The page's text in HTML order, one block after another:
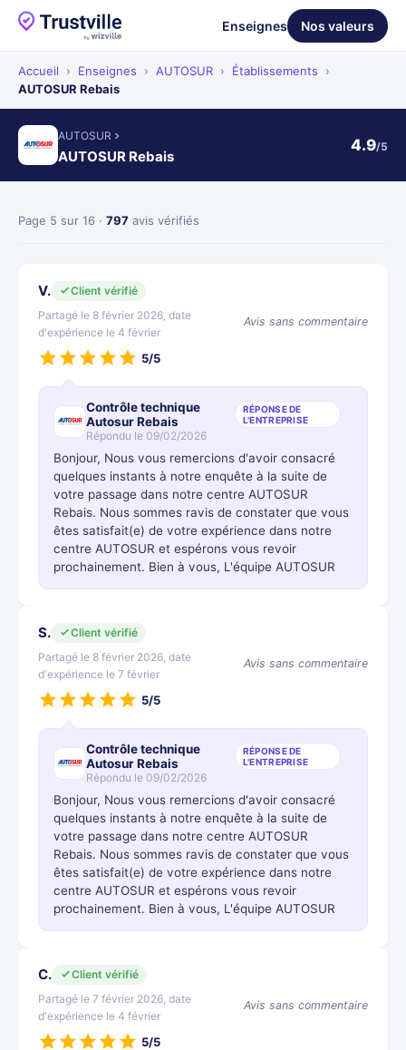
Enseignes Nos valeurs
Accueil › Enseignes › AUTOSUR › Établissements
›
AUTOSUR Rebais
AUTOSUR
AUTOSUR Rebais
4.9/5
Page 5 sur 16 · 797 avis vérifiés
V.
Client vérifié
Partagé le 8 février 2026, date
d'expérience le 4 février
Avis sans commentaire
5/5
Contrôle technique
Autosur Rebais
RÉPONSE DE
L'ENTREPRISE
Répondu le 09/02/2026
Bonjour, Nous vous remercions d'avoir consacré
quelques instants à notre enquête à la suite de
votre passage dans notre centre AUTOSUR
Rebais. Nous sommes ravis de constater que vous
êtes satisfait(e) de votre expérience dans notre
centre AUTOSUR et espérons vous revoir
prochainement. Bien à vous, L'équipe AUTOSUR
S.
Client vérifié
Partagé le 8 février 2026, date
d'expérience le 7 février
Avis sans commentaire
5/5
Contrôle technique
Autosur Rebais
RÉPONSE DE
L'ENTREPRISE
Répondu le 09/02/2026
Bonjour, Nous vous remercions d'avoir consacré
quelques instants à notre enquête à la suite de
votre passage dans notre centre AUTOSUR
Rebais. Nous sommes ravis de constater que vous
êtes satisfait(e) de votre expérience dans notre
centre AUTOSUR et espérons vous revoir
prochainement. Bien à vous, L'équipe AUTOSUR
C.
Client vérifié
Partagé le 7 février 2026, date
d'expérience le 4 février
Avis sans commentaire
5/5